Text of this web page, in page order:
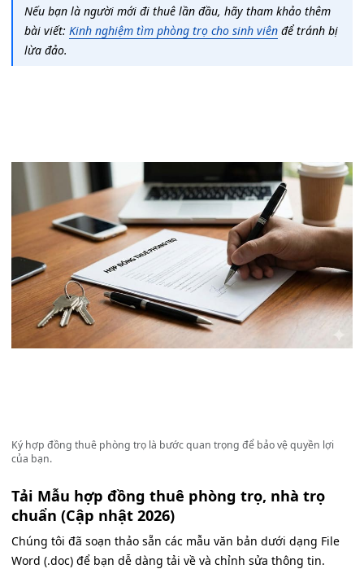
Nếu bạn là người mới đi thuê lần đầu, hãy tham khảo thêm
bài viết: Kinh nghiệm tìm phòng trọ cho sinh viên để tránh bị
lừa đảo.
Ký hợp đồng thuê phòng trọ là bước quan trọng để bảo vệ quyền lợi
của bạn.
Tải Mẫu hợp đồng thuê phòng trọ, nhà trọ
chuẩn (Cập nhật 2026)
Chúng tôi đã soạn thảo sẵn các mẫu văn bản dưới dạng File
Word (.doc) để bạn dễ dàng tải về và chỉnh sửa thông tin.